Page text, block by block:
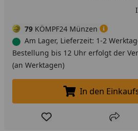
79 KÖMPF24 Münzen
Am Lager, Lieferzeit: 1-2
Bestellung bis 12 Uhr erfolgt der
(an Werktagen)
In
In den
Produkt zur Teilen